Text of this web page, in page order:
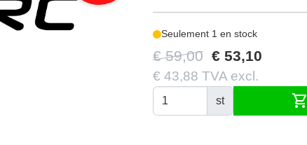
Seulement 1 en stock
€ 59,00 € 53,10
€ 43,88 TVA excl.
st shopping_cart